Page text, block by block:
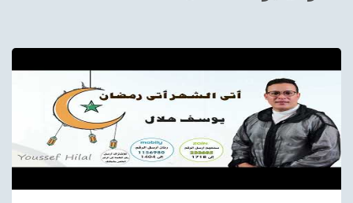
Sudani tones